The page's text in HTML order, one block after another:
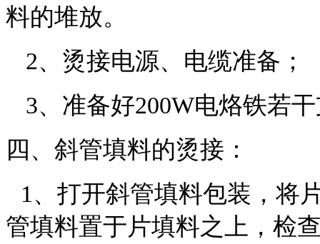
料的堆放。
2、烫接电源、电缆准备；
3、准备好200W电烙铁若干
四、斜管填料的烫接：
1、打开斜管填料包装，将
管填料置于片填料之上，检